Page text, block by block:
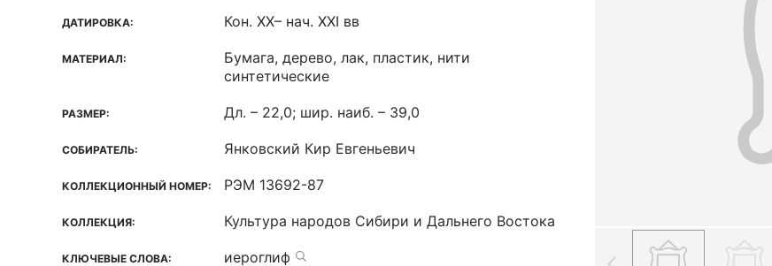
ДАТИРОВКА: Кон. ХХ– нач. ХХI вв
МАТЕРИАЛ:
Бумага, дерево, лак, пластик, нити
синтетические
РАЗМЕР: Дл. – 22,0; шир. наиб. – 39,0
СОБИРАТЕЛЬ: Янковский Кир Евгеньевич
КОЛЛЕКЦИОННЫЙ НОМЕР: РЭМ 13692-87
КОЛЛЕКЦИЯ: Культура народов Сибири и Дальнего Востока
КЛЮЧЕВЫЕ СЛОВА: иероглиф